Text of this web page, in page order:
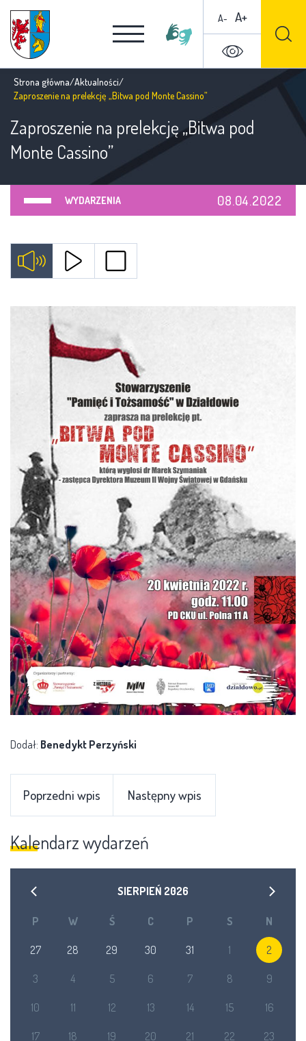
A- A+
Strona główna/Aktualności/
Zaproszenie na prelekcję „Bitwa pod Monte Cassino”
Zaproszenie na prelekcję „Bitwa pod
Monte Cassino”
WYDARZENIA 08.04.2022
Dodał: Benedykt Perzyński
Poprzedni wpis Następny wpis
Kalendarz wydarzeń
SIERPIEŃ 2026
P W Ś C P S N
27 28 29 30 31 1 2
3 4 5 6 7 8 9
10 11 12 13 14 15 16
17 18 19 20 21 22 23